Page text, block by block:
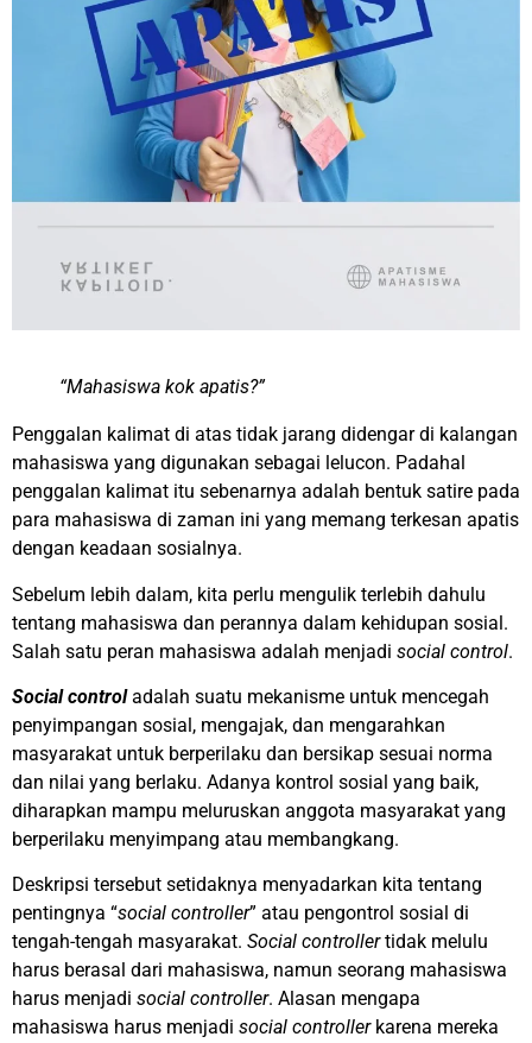
“Mahasiswa kok apatis?”
Penggalan kalimat di atas tidak jarang didengar di kalangan
mahasiswa yang digunakan sebagai lelucon. Padahal
penggalan kalimat itu sebenarnya adalah bentuk satire pada
para mahasiswa di zaman ini yang memang terkesan apatis
dengan keadaan sosialnya.
Sebelum lebih dalam, kita perlu mengulik terlebih dahulu
tentang mahasiswa dan perannya dalam kehidupan sosial.
Salah satu peran mahasiswa adalah menjadi social control.
Social controladalah suatu mekanisme untuk mencegah
penyimpangan sosial, mengajak, dan mengarahkan
masyarakat untuk berperilaku dan bersikap sesuai norma
dan nilai yang berlaku. Adanya kontrol sosial yang baik,
diharapkan mampu meluruskan anggota masyarakat yang
berperilaku menyimpang atau membangkang.
Deskripsi tersebut setidaknya menyadarkan kita tentang
pentingnya “social controller” atau pengontrol sosial di
tengah-tengah masyarakat. Social controllertidak melulu
harus berasal dari mahasiswa, namun seorang mahasiswa
harus menjadi social controller. Alasan mengapa
mahasiswa harus menjadi social controllerkarena mereka